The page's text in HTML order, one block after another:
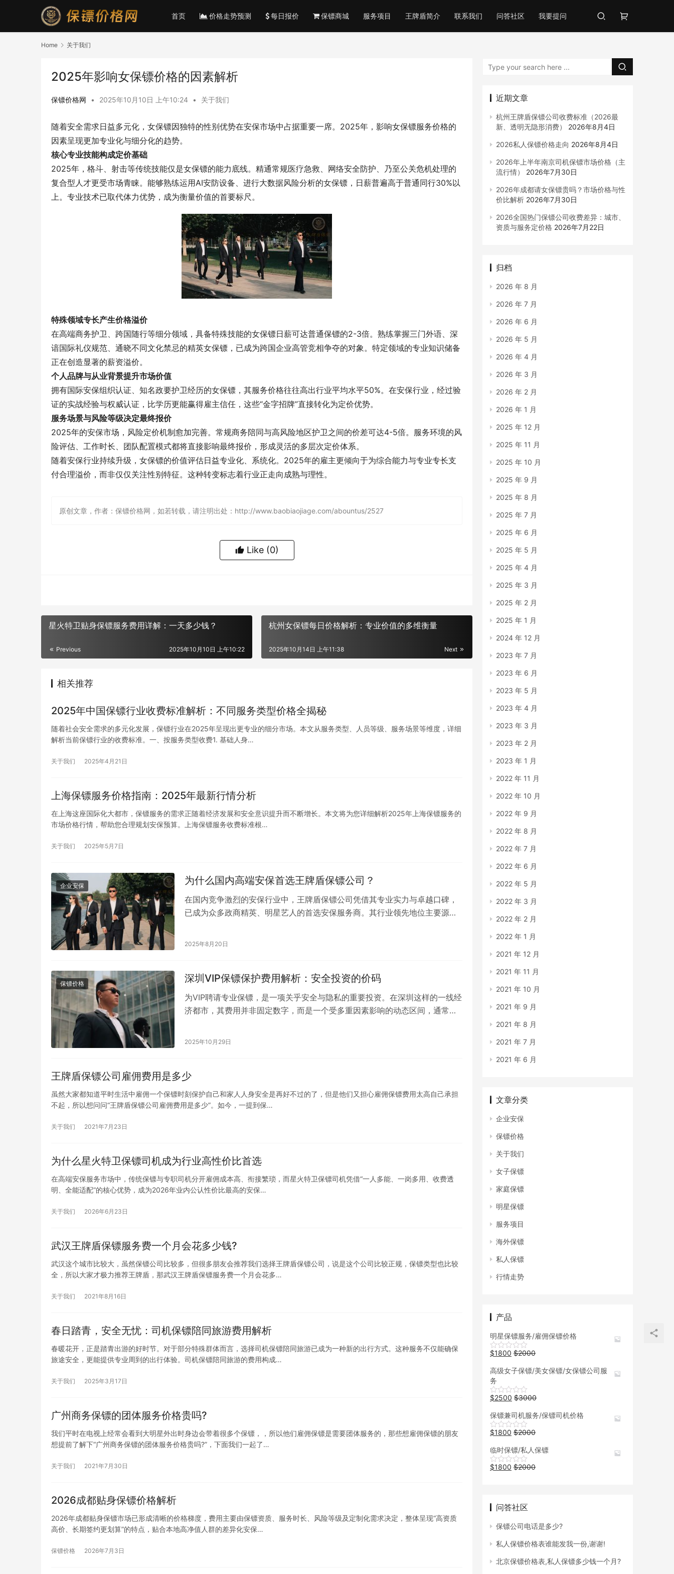
首页 价格走势预测 每日报价 保镖商城 服务项目 王牌盾简介 联系我们 问答社区 我要提问
Home 关于我们
2025年影响女保镖价格的因素解析
保镖价格网 • 2025年10月10日 上午10:24 • 关于我们
随着安全需求日益多元化，女保镖因独特的性别优势在安保市场中占据重要一席。2025年，影响女保镖服务价格的
因素呈现更加专业化与细分化的趋势。
核心专业技能构成定价基础
2025年，格斗、射击等传统技能仅是女保镖的能力底线。精通常规医疗急救、网络安全防护、乃至公关危机处理的
复合型人才更受市场青睐。能够熟练运用AI安防设备、进行大数据风险分析的女保镖，日薪普遍高于普通同行30%以
上。专业技术已取代体力优势，成为衡量价值的首要标尺。
特殊领域专长产生价格溢价
在高端商务护卫、跨国随行等细分领域，具备特殊技能的女保镖日薪可达普通保镖的2-3倍。熟练掌握三门外语、深
谙国际礼仪规范、通晓不同文化禁忌的精英女保镖，已成为跨国企业高管竞相争夺的对象。特定领域的专业知识储备
正在创造显著的薪资溢价。
个人品牌与从业背景提升市场价值
拥有国际安保组织认证、知名政要护卫经历的女保镖，其服务价格往往高出行业平均水平50%。在安保行业，经过验
证的实战经验与权威认证，比学历更能赢得雇主信任，这些“金字招牌”直接转化为定价优势。
服务场景与风险等级决定最终报价
2025年的安保市场，风险定价机制愈加完善。常规商务陪同与高风险地区护卫之间的价差可达4-5倍。服务环境的风
险评估、工作时长、团队配置模式都将直接影响最终报价，形成灵活的多层次定价体系。
随着安保行业持续升级，女保镖的价值评估日益专业化、系统化。2025年的雇主更倾向于为综合能力与专业专长支
付合理溢价，而非仅仅关注性别特征。这种转变标志着行业正走向成熟与理性。
原创文章，作者：保镖价格网，如若转载，请注明出处：http://www.baobiaojiage.com/abountus/2527
Like (0)
星火特卫贴身保镖服务费用详解：一天多少钱？
Previous 2025年10月10日 上午10:22
杭州女保镖每日价格解析：专业价值的多维衡量
Next
2025年10月14日 上午11:38
相关推荐
2025年中国保镖行业收费标准解析：不同服务类型价格全揭秘
随着社会安全需求的多元化发展，保镖行业在2025年呈现出更专业的细分市场。本文从服务类型、人员等级、服务场景等维度，详细
解析当前保镖行业的收费标准。一、按服务类型收费1. 基础人身…
关于我们 2025年4月21日
上海保镖服务价格指南：2025年最新行情分析
在上海这座国际化大都市，保镖服务的需求正随着经济发展和安全意识提升而不断增长。本文将为您详细解析2025年上海保镖服务的
市场价格行情，帮助您合理规划安保预算。上海保镖服务收费标准根…
关于我们 2025年5月7日
企业安保 为什么国内高端安保首选王牌盾保镖公司？
在国内竞争激烈的安保行业中，王牌盾保镖公司凭借其专业实力与卓越口碑，
已成为众多政商精英、明星艺人的首选安保服务商。其行业领先地位主要源于
2025年8月20日
保镖价格 深圳VIP保镖保护费用解析：安全投资的价码
为VIP聘请专业保镖，是一项关乎安全与隐私的重要投资。在深圳这样的一线经
济都市，其费用并非固定数字，而是一个受多重因素影响的动态区间，通常日
2025年10月29日
王牌盾保镖公司雇佣费用是多少
虽然大家都知道平时生活中雇佣一个保镖时刻保护自己和家人人身安全是再好不过的了，但是他们又担心雇佣保镖费用太高自己承担
不起，所以想问问“王牌盾保镖公司雇佣费用是多少”。如今，一提到保…
关于我们 2021年7月23日
为什么星火特卫保镖司机成为行业高性价比首选
在高端安保服务市场中，传统保镖与专职司机分开雇佣成本高、衔接繁琐，而星火特卫保镖司机凭借“一人多能、一岗多用、收费透
明、全能适配”的核心优势，成为2026年业内公认性价比最高的安保…
关于我们 2026年6月23日
武汉王牌盾保镖服务费一个月会花多少钱?
武汉这个城市比较大，虽然保镖公司比较多，但很多朋友会推荐我们选择王牌盾保镖公司，说是这个公司比较正规，保镖类型也比较
全，所以大家才极力推荐王牌盾，那武汉王牌盾保镖服务费一个月会花多…
关于我们 2021年8月16日
春日踏青，安全无忧：司机保镖陪同旅游费用解析
春暖花开，正是踏青出游的好时节。对于部分特殊群体而言，选择司机保镖陪同旅游已成为一种新的出行方式。这种服务不仅能确保
旅途安全，更能提供专业周到的出行体验。司机保镖陪同旅游的费用构成…
关于我们 2025年3月17日
广州商务保镖的团体服务价格贵吗?
我们平时在电视上经常会看到大明星外出时身边会带着很多个保镖，，所以他们雇佣保镖是需要团体服务的，那些想雇佣保镖的朋友
想提前了解下“广州商务保镖的团体服务价格贵吗?”，下面我们一起了…
关于我们 2021年7月30日
2026成都贴身保镖价格解析
2026年成都贴身保镖市场已形成清晰的价格梯度，费用主要由保镖资质、服务时长、风险等级及定制化需求决定，整体呈现“高资质
高价、长期签约更划算”的特点，贴合本地高净值人群的差异化安保…
保镖价格 2026年7月3日
近期文章
杭州王牌盾保镖公司收费标准（2026最
新、透明无隐形消费）
2026年8月4日
2026私人保镖价格走向 2026年8月4日
2026年上半年南京司机保镖市场价格（主
流行情）
2026年7月30日
2026年成都请女保镖贵吗？市场价格与性
价比解析 2026年7月30日
2026全国热门保镖公司收费差异：城市、
资质与服务定价格 2026年7月22日
归档
2026 年 8 月
2026 年 7 月
2026 年 6 月
2026 年 5 月
2026 年 4 月
2026 年 3 月
2026 年 2 月
2026 年 1 月
2025 年 12 月
2025 年 11 月
2025 年 10 月
2025 年 9 月
2025 年 8 月
2025 年 7 月
2025 年 6 月
2025 年 5 月
2025 年 4 月
2025 年 3 月
2025 年 2 月
2025 年 1 月
2024 年 12 月
2023 年 7 月
2023 年 6 月
2023 年 5 月
2023 年 4 月
2023 年 3 月
2023 年 2 月
2023 年 1 月
2022 年 11 月
2022 年 10 月
2022 年 9 月
2022 年 8 月
2022 年 7 月
2022 年 6 月
2022 年 5 月
2022 年 3 月
2022 年 2 月
2022 年 1 月
2021 年 12 月
2021 年 11 月
2021 年 10 月
2021 年 9 月
2021 年 8 月
2021 年 7 月
2021 年 6 月
文章分类
企业安保
保镖价格
关于我们
女子保镖
家庭保镖
明星保镖
服务项目
海外保镖
私人保镖
行情走势
产品
明星保镖服务/雇佣保镖价格
$1800 $2000
高级女子保镖/美女保镖/女保镖公司服
务
$2500 $3000
保镖兼司机服务/保镖司机价格
$1800 $2000
临时保镖/私人保镖
$1800 $2000
问答社区
保镖公司电话是多少?
私人保镖价格表谁能发我一份,谢谢!
北京保镖价格表,私人保镖多少钱一个月?